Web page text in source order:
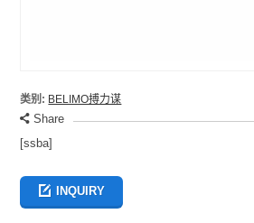
类别: BELIMO搏力谋
Share
[ssba]
INQUIRY